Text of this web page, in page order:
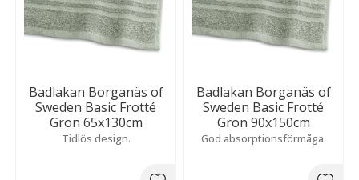
Badlakan Borganäs of
Sweden Basic Frotté
Grön 65x130cm
Tidlös design.
Badlakan Borganäs of
Sweden Basic Frotté
Grön 90x150cm
God absorptionsförmåga.